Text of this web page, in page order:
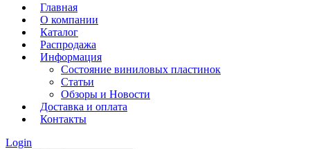
Главная
О компании
Каталог
Распродажа
Информация
Состояние виниловых пластинок
Статьи
Обзоры и Новости
Доставка и оплата
Контакты
Login